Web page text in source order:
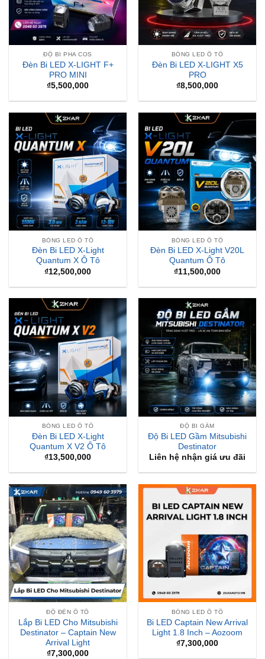
ĐỘ BI PHA COS
Đèn Bi LED X-LIGHT F+
PRO MINI
₫5,500,000
BÓNG LED Ô TÔ
Đèn Bi LED X-LIGHT X5
PRO
₫8,500,000
BÓNG LED Ô TÔ
Đèn Bi LED X-Light
Quantum X Ô Tô
₫12,500,000
BÓNG LED Ô TÔ
Đèn Bi LED X-Light V20L
Quantum Ô Tô
₫11,500,000
BÓNG LED Ô TÔ
Đèn Bi LED X-Light
Quantum X V2 Ô Tô
₫13,500,000
ĐỘ BI GẦM
Độ Bi LED Gầm Mitsubishi
Destinator
Liên hệ nhận giá ưu đãi
ĐỘ ĐÈN Ô TÔ
Lắp Bi LED Cho Mitsubishi
Destinator – Captain New
Arrival Light
₫7,300,000
BÓNG LED Ô TÔ
Bi LED Captain New Arrival
Light 1.8 Inch – Aozoom
₫7,300,000